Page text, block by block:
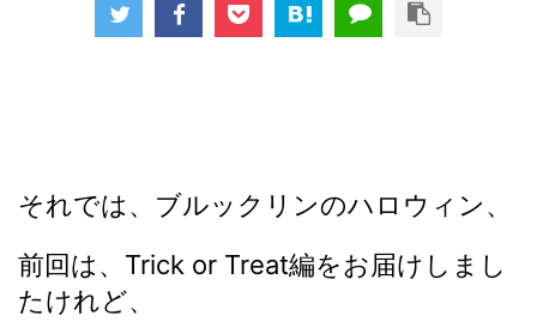
それでは、ブルックリンのハロウィン、
前回は、Trick or Treat編をお届けしまし
たけれど、